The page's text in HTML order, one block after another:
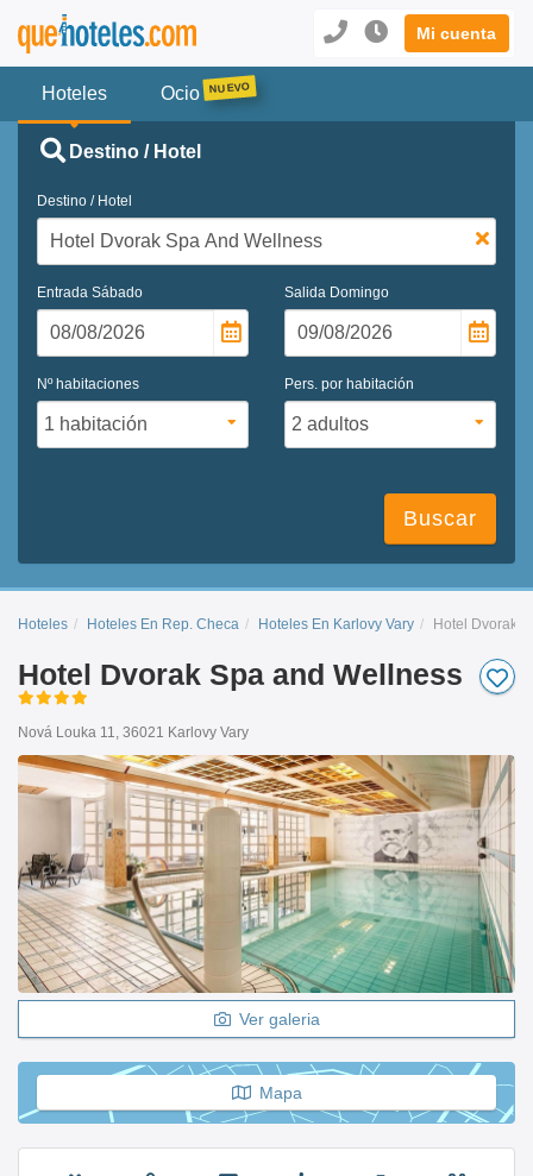
Mi cuenta
Hoteles Ocio
Destino / Hotel
Destino / Hotel
Entrada Sábado Salida Domingo
Nº habitaciones Pers. por habitación
Buscar
Hoteles Hoteles En Rep. Checa Hoteles En Karlovy Vary Hotel Dvorak
Hotel Dvorak Spa and Wellness
Nová Louka 11, 36021 Karlovy Vary
Ver galeria
Mapa